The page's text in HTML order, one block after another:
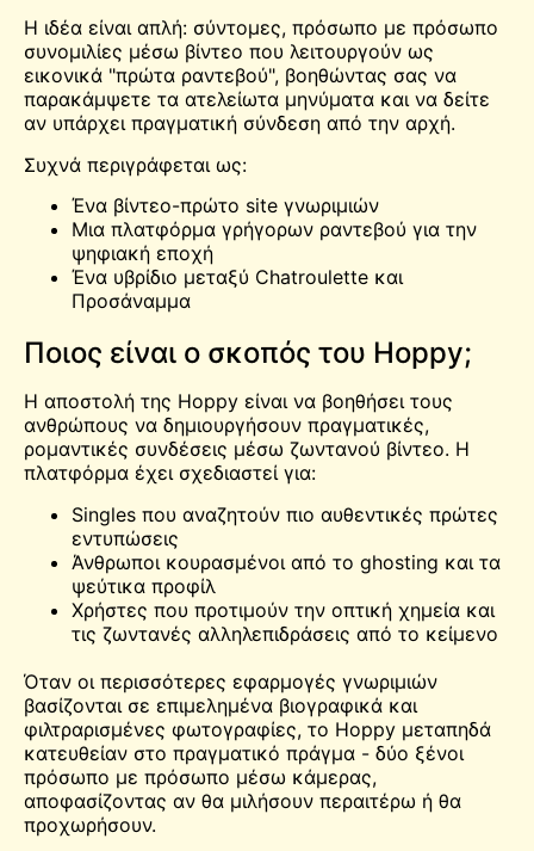
Η ιδέα είναι απλή: σύντομες, πρόσωπο με πρόσωπο
συνομιλίες μέσω βίντεο που λειτουργούν ως
εικονικά "πρώτα ραντεβού", βοηθώντας σας να
παρακάμψετε τα ατελείωτα μηνύματα και να δείτε
αν υπάρχει πραγματική σύνδεση από την αρχή.
Συχνά περιγράφεται ως:
Ένα βίντεο-πρώτο site γνωριμιών
Μια πλατφόρμα γρήγορων ραντεβού για την
ψηφιακή εποχή
Ένα υβρίδιο μεταξύ Chatroulette και
Προσάναμμα
Ποιος είναι ο σκοπός του Hoppy;
Η αποστολή της Hoppy είναι να βοηθήσει τους
ανθρώπους να δημιουργήσουν πραγματικές,
ρομαντικές συνδέσεις μέσω ζωντανού βίντεο. Η
πλατφόρμα έχει σχεδιαστεί για:
Singles που αναζητούν πιο αυθεντικές πρώτες
εντυπώσεις
Άνθρωποι κουρασμένοι από το ghosting και τα
ψεύτικα προφίλ
Χρήστες που προτιμούν την οπτική χημεία και
τις ζωντανές αλληλεπιδράσεις από το κείμενο
Όταν οι περισσότερες εφαρμογές γνωριμιών
βασίζονται σε επιμελημένα βιογραφικά και
φιλτραρισμένες φωτογραφίες, το Hoppy μεταπηδά
κατευθείαν στο πραγματικό πράγμα - δύο ξένοι
πρόσωπο με πρόσωπο μέσω κάμερας,
αποφασίζοντας αν θα μιλήσουν περαιτέρω ή θα
προχωρήσουν.